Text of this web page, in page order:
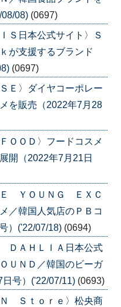
08) (0697)
Ｓ日本公式サイト〉Ｓ
が支援するブランド
(0697)
Ｅ〉ダイヤコーポレー
を販売（2022年7月28
ＯＯＤ〉フードコスメ
開（2022年7月21日
Ｅ ＹＯＵＮＧ ＥＸＣ
／韓国人気店のＰＢコ
）('22/07/18) (0694)
ＤＡＨＬＩＡ日本公式
ＵＮＤ／韓国のビーガ
号）('22/07/11) (0693)
Ｓｔｏｒｅ〉松央商